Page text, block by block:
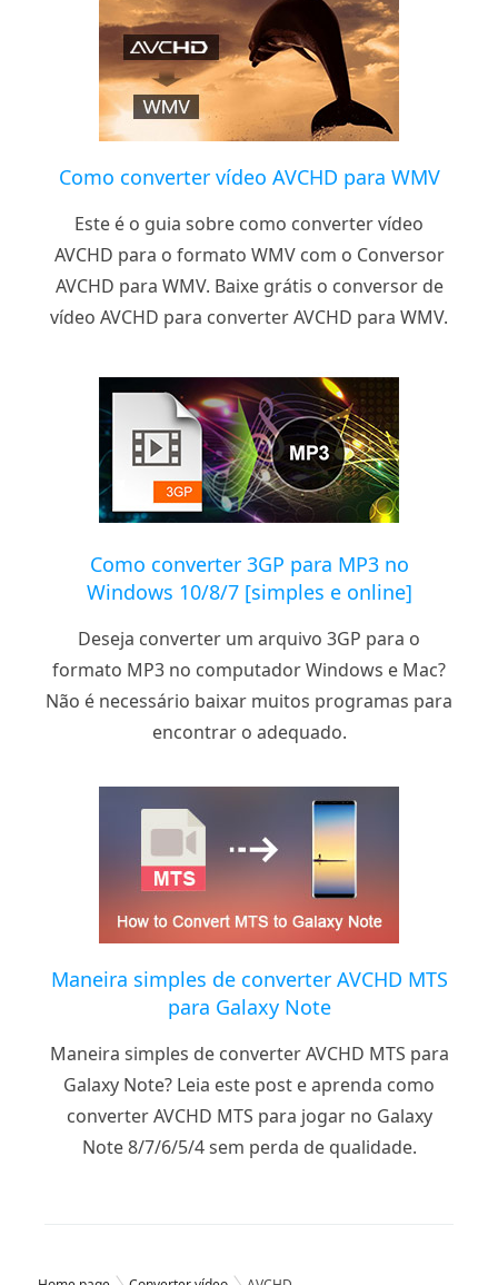
Como converter vídeo AVCHD para WMV
Este é o guia sobre como converter vídeo
AVCHD para o formato WMV com o Conversor
AVCHD para WMV. Baixe grátis o conversor de
vídeo AVCHD para converter AVCHD para WMV.
Como converter 3GP para MP3 no
Windows 10/8/7 [simples e online]
Deseja converter um arquivo 3GP para o
formato MP3 no computador Windows e Mac?
Não é necessário baixar muitos programas para
encontrar o adequado.
Maneira simples de converter AVCHD MTS
para Galaxy Note
Maneira simples de converter AVCHD MTS para
Galaxy Note? Leia este post e aprenda como
converter AVCHD MTS para jogar no Galaxy
Note 8/7/6/5/4 sem perda de qualidade.